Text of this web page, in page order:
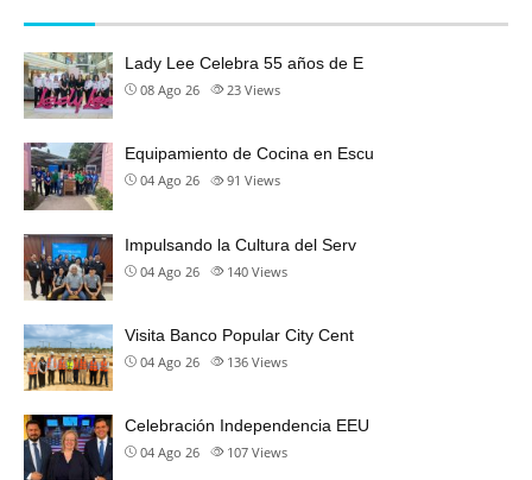
Lady Lee Celebra 55 años de E
08 Ago 26 23 Views
Equipamiento de Cocina en Escu
04 Ago 26 91 Views
Impulsando la Cultura del Serv
04 Ago 26 140 Views
Visita Banco Popular City Cent
04 Ago 26 136 Views
Celebración Independencia EEU
04 Ago 26 107 Views